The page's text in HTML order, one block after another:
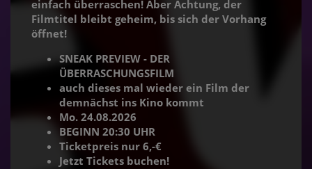
einfach überraschen! Aber Achtung, der
Filmtitel bleibt geheim, bis sich der Vorhang
öffnet!
SNEAK PREVIEW - DER
ÜBERRASCHUNGSFILM
auch dieses mal wieder ein Film der
demnächst ins Kino kommt
Mo. 24.08.2026
BEGINN 20:30 UHR
Ticketpreis nur 6,-€
Jetzt Tickets buchen!